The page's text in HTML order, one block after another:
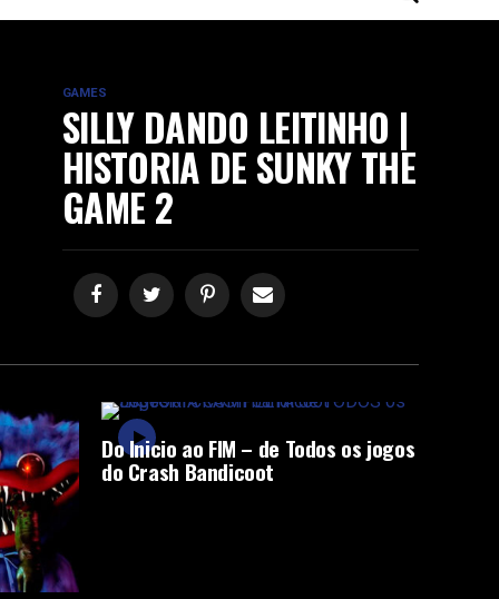
GAMES
SILLY DANDO LEITINHO |
HISTORIA DE SUNKY THE
GAME 2
Do Inicio ao FIM – de Todos os jogos
do Crash Bandicoot